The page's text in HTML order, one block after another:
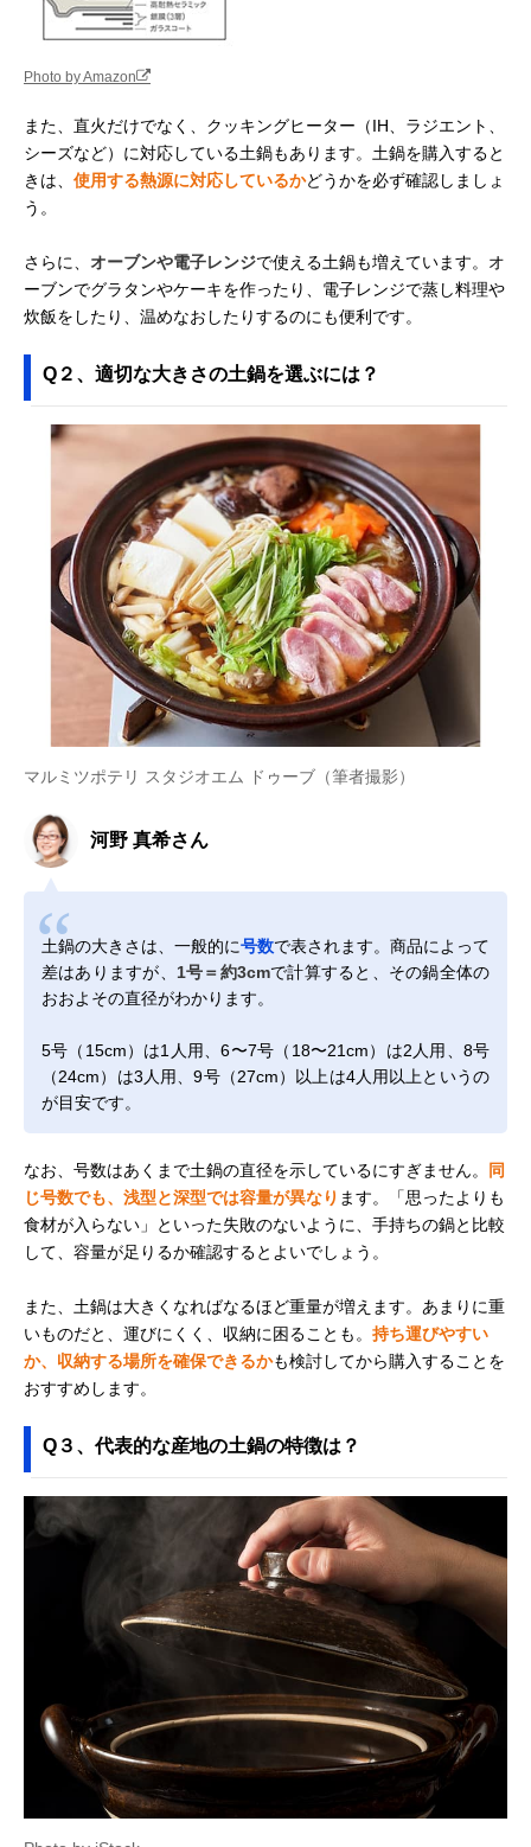
Photo by Amazon
また、直火だけでなく、クッキングヒーター（IH、ラジエント、
シーズなど）に対応している土鍋もあります。土鍋を購入すると
きは、 使用する熱源に対応しているかどうかを必ず確認しましょ
う。
さらに、 オーブンや電子レンジで使える土鍋も増えています。オ
ーブンでグラタンやケーキを作ったり、電子レンジで蒸し料理や
炊飯をしたり、温めなおしたりするのにも便利です。
Q２、適切な大きさの土鍋を選ぶには？
マルミツポテリ スタジオエム ドゥーブ（筆者撮影）
河野 真希さん
土鍋の大きさは、一般的に号数で表されます。商品によって
差はありますが、 1号＝約3cmで計算すると、その鍋全体の
おおよその直径がわかります。
5号（15cm）は1人用、6〜7号（18〜21cm）は2人用、8号
（24cm）は3人用、9号（27cm）以上は4人用以上というの
が目安です。
なお、号数はあくまで土鍋の直径を示しているにすぎません。
同
じ号数でも、浅型と深型では容量が異なり ます。「思ったよりも
食材が入らない」といった失敗のないように、手持ちの鍋と比較
して、容量が足りるか確認するとよいでしょう。
また、土鍋は大きくなればなるほど重量が増えます。あまりに重
いものだと、運びにくく、収納に困ることも。 持ち運びやすい
か、収納する場所を確保できるかも検討してから購入することを
おすすめします。
Q３、代表的な産地の土鍋の特徴は？